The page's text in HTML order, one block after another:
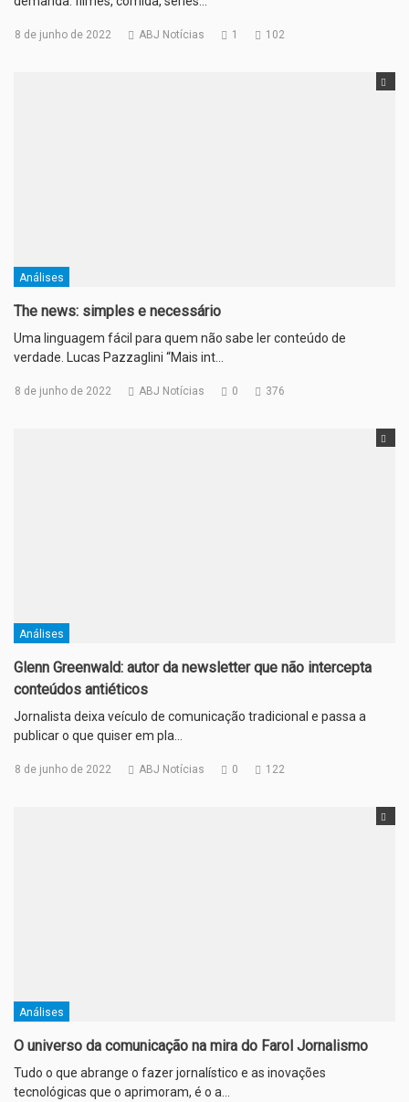
8 de junho de 2022 ABJ Notícias 1 102
Análises
The news: simples e necessário
Uma linguagem fácil para quem não sabe ler conteúdo de
verdade. Lucas Pazzaglini “Mais int…
8 de junho de 2022 ABJ Notícias 0 376
Análises
Glenn Greenwald: autor da newsletter que não intercepta
conteúdos antiéticos
Jornalista deixa veículo de comunicação tradicional e passa a
publicar o que quiser em pla…
8 de junho de 2022 ABJ Notícias 0 122
Análises
O universo da comunicação na mira do Farol Jornalismo
Tudo o que abrange o fazer jornalístico e as inovações
tecnológicas que o aprimoram, é o a…